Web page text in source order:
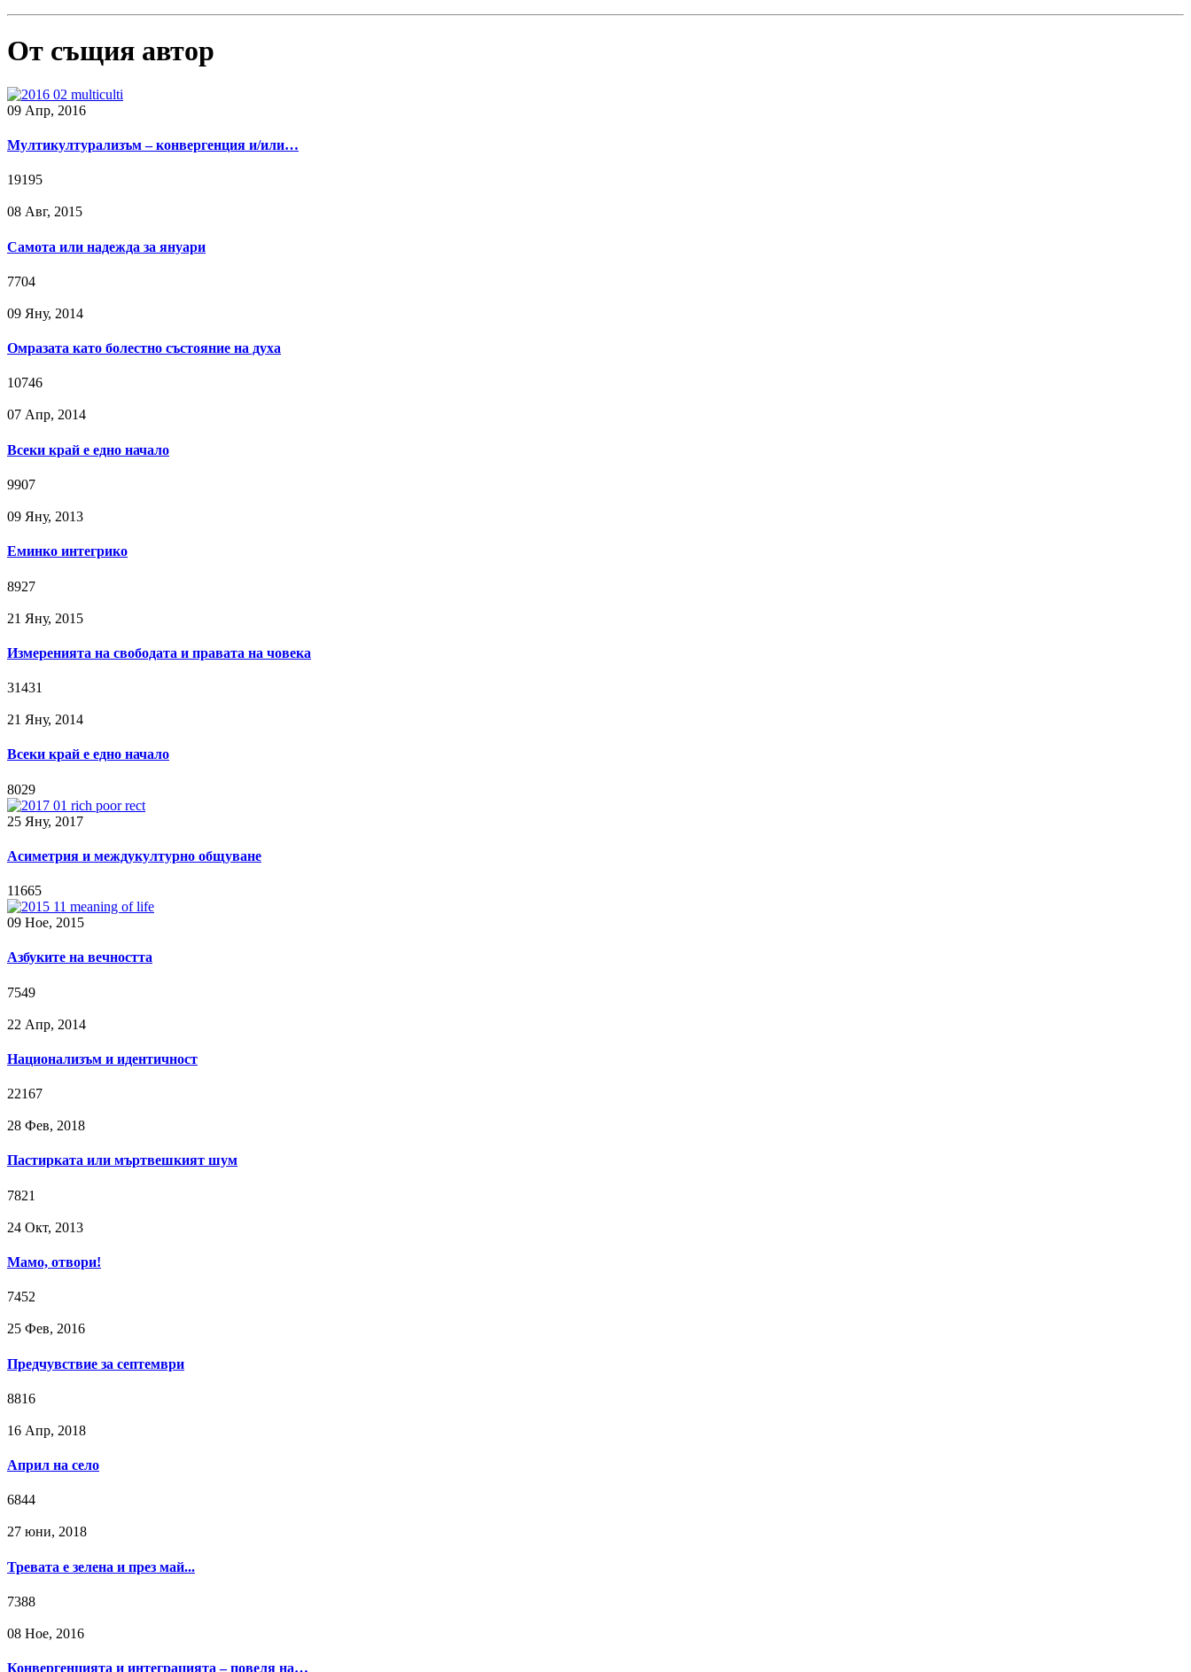
От същия автор
09 Апр, 2016
Мултикултурализъм – конвергенция и/или…
19195
08 Авг, 2015
Самота или надежда за януари
7704
09 Яну, 2014
Омразата като болестно състояние на духа
10746
07 Апр, 2014
Всеки край е едно начало
9907
09 Яну, 2013
Еминко интегрико
8927
21 Яну, 2015
Измеренията на свободата и правата на човека
31431
21 Яну, 2014
Всеки край е едно начало
8029
25 Яну, 2017
Асиметрия и междукултурно общуване
11665
09 Ное, 2015
Азбуките на вечността
7549
22 Апр, 2014
Национализъм и идентичност
22167
28 Фев, 2018
Пастирката или мъртвешкият шум
7821
24 Окт, 2013
Мамо, отвори!
7452
25 Фев, 2016
Предчувствие за септември
8816
16 Апр, 2018
Април на село
6844
27 юни, 2018
Тревата е зелена и през май...
7388
08 Ное, 2016
Конвергенцията и интеграцията – повеля на…